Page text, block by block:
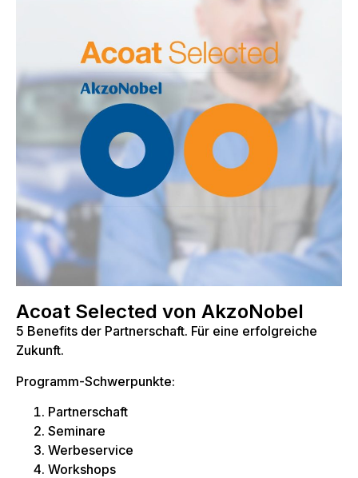
Acoat Selected von AkzoNobel
5 Benefits der Partnerschaft. Für eine erfolgreiche
Zukunft.
Programm-Schwerpunkte:
Partnerschaft
Seminare
Werbeservice
Workshops